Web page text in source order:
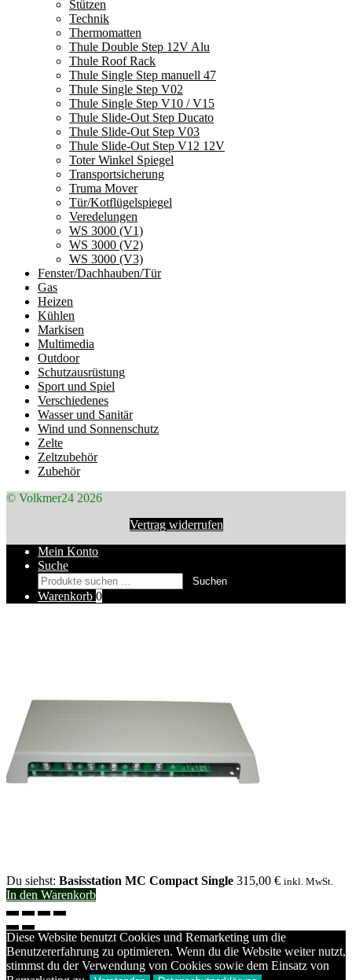
Stützen
Technik
Thermomatten
Thule Double Step 12V Alu
Thule Roof Rack
Thule Single Step manuell 47
Thule Single Step V02
Thule Single Step V10 / V15
Thule Slide-Out Step Ducato
Thule Slide-Out Step V03
Thule Slide-Out Step V12 12V
Toter Winkel Spiegel
Transportsicherung
Truma Mover
Tür/Kotflügelspiegel
Veredelungen
WS 3000 (V1)
WS 3000 (V2)
WS 3000 (V3)
Fenster/Dachhauben/Tür
Gas
Heizen
Kühlen
Markisen
Multimedia
Outdoor
Schutzausrüstung
Sport und Spiel
Verschiedenes
Wasser und Sanitär
Wind und Sonnenschutz
Zelte
Zeltzubehör
Zubehör
© Volkmer24 2026
Vertrag widerrufen
Mein Konto
Suche
Suchen
nach:
Suchen
Warenkorb 0
Du siehst: Basisstation MC Compact Single 315,00 € inkl. MwSt.
In den Warenkorb
Diese Website benutzt Cookies und Remarketing um die
Benutzererfahrung zu optimieren. Wenn du die Website weiter nutzt,
stimmst du der Verwendung von Cookies sowie dem Einsatz von